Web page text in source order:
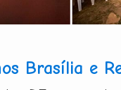
Brasília e